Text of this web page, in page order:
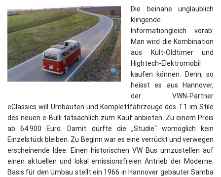
Die beinahe unglaublich
klingende
Informationgleich vorab:
Man wird die Kombination
aus Kult-Oldtimer und
Hightech-Elektromobil
kaufen können. Denn, so
heisst es aus Hannover,
der VWN-Partner
eClassics will Umbauten und Komplettfahrzeuge des T1 im Stile
des neuen e-Bulli tatsächlich zum Kauf anbieten. Zu einem Preis
ab 64.900 Euro. Damit dürfte die „Studie“ womöglich kein
Einzelstück bleiben. Zu Beginn war es eine verrückt und verwegen
erscheinende Idee: Einen historischen VW Bus umzustellen auf
einen aktuellen und lokal emissionsfreien Antrieb der Moderne.
Basis für den Umbau stellt ein 1966 in Hannover gebauter Samba